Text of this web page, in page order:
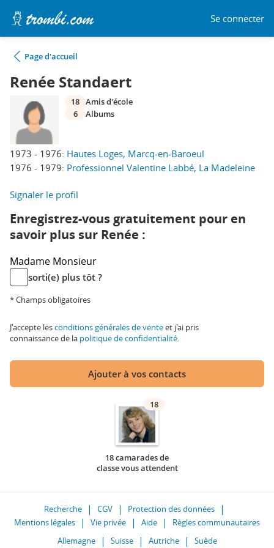
Se connecter
Page d'accueil
Renée Standaert
1973 - 1976: Hautes Loges, Marcq-en-Baroeul
1976 - 1979: Professionnel Valentine Labbé, La Madeleine
18 Amis d'école
6
Albums
Signaler le profil
Enregistrez-vous gratuitement pour en
savoir plus sur Renée :
Madame Monsieur
sorti(e) plus tôt ?
* Champs obligatoires
J'accepte lesconditions générales de venteet j'ai pris
connaissance de la politique de confidentialité.
Ajouter à vos contacts
18
18 camarades de
classe vous attendent
Recherche CGV
Protection des données
Mentions légales
Vie privée Aide
Règles communautaires
Allemagne
Suisse Autriche Suède